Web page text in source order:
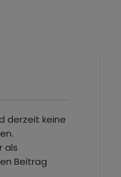
derzeit keine
als
Beitrag